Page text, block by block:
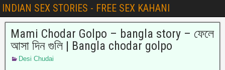
INDIAN SEX STORIES - FREE SEX KAHANI
Mami Chodar Golpo – bangla story – ফেলে
আসা দিন গুলি | Bangla chodar golpo
Desi Chudai